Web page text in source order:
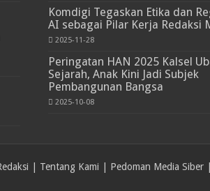
Komdigi Tegaskan Etika dan
AI sebagai Pilar Kerja Redaksi
2025-11-28
Peringatan HAN 2025 Kalsel
Sejarah, Anak Kini Jadi Subjek
Pembangunan Bangsa
2025-10-08
Tentang Kami Pedoman Media Siber|